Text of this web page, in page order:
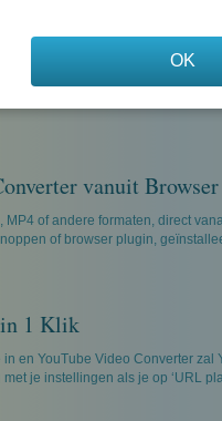
iPod, Android,
iPhone, iPad, PSP, PS3, Android
video gereed om op je
vanuit Browser
of andere formaten, direct
of browser plugin,
in 1 Klik
en YouTube Video Converter zal
je instellingen als je op ‘URL
OK